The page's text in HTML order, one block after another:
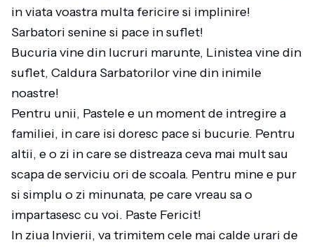
in viata voastra multa fericire si implinire!
Sarbatori senine si pace in suflet!
Bucuria vine din lucruri marunte, Linistea vine din
suflet, Caldura Sarbatorilor vine din inimile
noastre!
Pentru unii, Pastele e un moment de intregire a
familiei, in care isi doresc pace si bucurie. Pentru
altii, e o zi in care se distreaza ceva mai mult sau
scapa de serviciu ori de scoala. Pentru mine e pur
si simplu o zi minunata, pe care vreau sa o
impartasesc cu voi. Paste Fericit!
In ziua Invierii, va trimitem cele mai calde urari de